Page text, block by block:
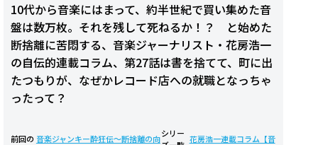
10代から音楽にはまって、約半世紀で買い集めた音
盤は数万枚。それを残して死ねるか！？ と始めた
断捨離に苦悶する、音楽ジャーナリスト・花房浩一
の自伝的連載コラム、第27話は書を捨てて、町に出
たつもりが、なぜかレコード店への就職となっちゃ
ったって？
前回の 音楽ジャンキー酔狂伝〜断捨離の向
シリー
花房浩一連載コラム【音